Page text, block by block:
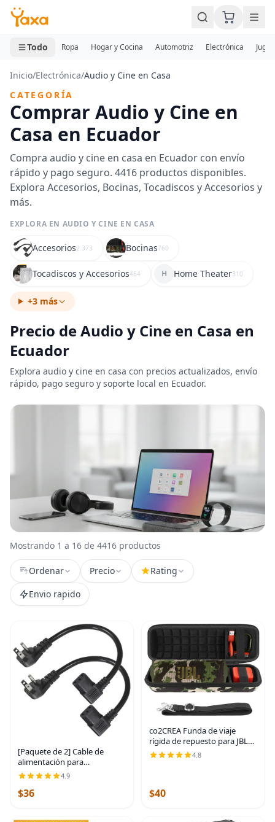
MINI CARRITO
0 productos
Todo Ropa Hogar y Cocina Automotriz Electrónica
Inicio/Electrónica/Audio y Cine en Casa
CATEGORÍA
Comprar Audio y Cine en
Casa en Ecuador
Compra audio y cine en casa en Ecuador con envío
rápido y pago seguro. 4416 productos disponibles.
Explora Accesorios, Bocinas, Tocadiscos y Accesorios y
más.
EXPLORA EN AUDIO Y CINE EN CASA
Accesorios2.373 Bocinas760
Tocadiscos y Accesorios464 H Home Theater310
+3 más
Precio de Audio y Cine en Casa en
Ecuador
Explora audio y cine en casa con precios actualizados, envío
rápido, pago seguro y soporte local en Ecuador.
Mostrando 1 a 16 de 4416 productos
Ordenar Precio
Rating
Envio rapido
[Paquete de 2] Cable de
alimentación para
computadora de 90 grados,
enchufe plano de perfil bajo
de 1 pie a cable de
4.9
$36
co2CREA Funda de viaje
rígida de repuesto para JBL
Flip 7 Flip 6 FLIP 5 Altavoz
Bluetooth portátil
4.8
$40